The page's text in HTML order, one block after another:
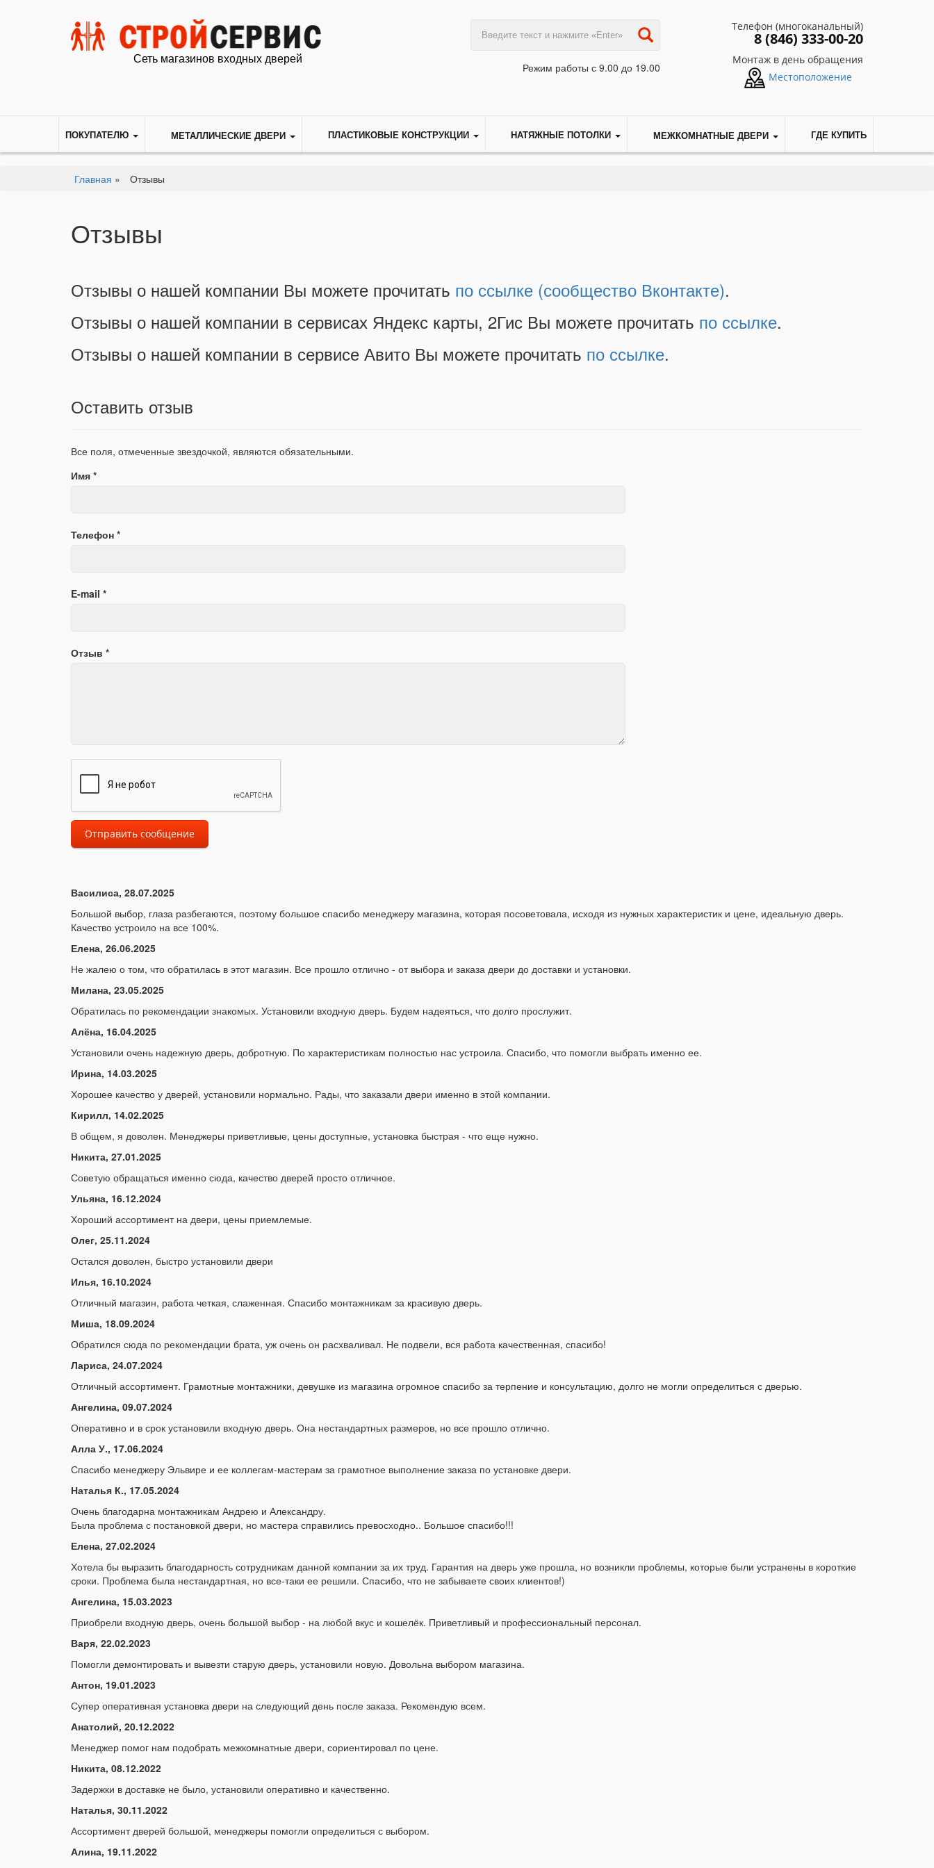
Сеть магазинов входных дверей
Режим работы с 9.00 до 19.00
Телефон (многоканальный)
8 (846) 333-00-20
Монтаж в день обращения
Местоположение
ПОКУПАТЕЛЮ МЕТАЛЛИЧЕСКИЕ ДВЕРИ ПЛАСТИКОВЫЕ КОНСТРУКЦИИ НАТЯЖНЫЕ ПОТОЛКИ МЕЖКОМНАТНЫЕ ДВЕРИ ГДЕ КУПИТЬ
Главная » Отзывы
Отзывы
Отзывы о нашей компании Вы можете прочитать по ссылке (сообщество Вконтакте).
Отзывы о нашей компании в сервисах Яндекс карты, 2Гис Вы можете прочитать по ссылке.
Отзывы о нашей компании в сервисе Авито Вы можете прочитать по ссылке.
Оставить отзыв
Все поля, отмеченные звездочкой, являются обязательными.
Имя *
Телефон *
E-mail *
Отзыв *
Отправить сообщение
Василиса, 28.07.2025
Большой выбор, глаза разбегаются, поэтому большое спасибо менеджеру магазина, которая посоветовала, исходя из нужных характеристик и цене, идеальную дверь.
Качество устроило на все 100%.
Елена, 26.06.2025
Не жалею о том, что обратилась в этот магазин. Все прошло отлично - от выбора и заказа двери до доставки и установки.
Милана, 23.05.2025
Обратилась по рекомендации знакомых. Установили входную дверь. Будем надеяться, что долго прослужит.
Алёна, 16.04.2025
Установили очень надежную дверь, добротную. По характеристикам полностью нас устроила. Спасибо, что помогли выбрать именно ее.
Ирина, 14.03.2025
Хорошее качество у дверей, установили нормально. Рады, что заказали двери именно в этой компании.
Кирилл, 14.02.2025
В общем, я доволен. Менеджеры приветливые, цены доступные, установка быстрая - что еще нужно.
Никита, 27.01.2025
Советую обращаться именно сюда, качество дверей просто отличное.
Ульяна, 16.12.2024
Хороший ассортимент на двери, цены приемлемые.
Олег, 25.11.2024
Остался доволен, быстро установили двери
Илья, 16.10.2024
Отличный магазин, работа четкая, слаженная. Спасибо монтажникам за красивую дверь.
Миша, 18.09.2024
Обратился сюда по рекомендации брата, уж очень он расхваливал. Не подвели, вся работа качественная, спасибо!
Лариса, 24.07.2024
Отличный ассортимент. Грамотные монтажники, девушке из магазина огромное спасибо за терпение и консультацию, долго не могли определиться с дверью.
Ангелина, 09.07.2024
Оперативно и в срок установили входную дверь. Она нестандартных размеров, но все прошло отлично.
Алла У., 17.06.2024
Спасибо менеджеру Эльвире и ее коллегам-мастерам за грамотное выполнение заказа по установке двери.
Наталья К., 17.05.2024
Очень благодарна монтажникам Андрею и Александру.
Была проблема с постановкой двери, но мастера справились превосходно.. Большое спасибо!!!
Елена, 27.02.2024
Хотела бы выразить благодарность сотрудникам данной компании за их труд. Гарантия на дверь уже прошла, но возникли проблемы, которые были устранены в короткие
сроки. Проблема была нестандартная, но все-таки ее решили. Спасибо, что не забываете своих клиентов!)
Ангелина, 15.03.2023
Приобрели входную дверь, очень большой выбор - на любой вкус и кошелёк. Приветливый и профессиональный персонал.
Варя, 22.02.2023
Помогли демонтировать и вывезти старую дверь, установили новую. Довольна выбором магазина.
Антон, 19.01.2023
Супер оперативная установка двери на следующий день после заказа. Рекомендую всем.
Анатолий, 20.12.2022
Менеджер помог нам подобрать межкомнатные двери, сориентировал по цене.
Никита, 08.12.2022
Задержки в доставке не было, установили оперативно и качественно.
Наталья, 30.11.2022
Ассортимент дверей большой, менеджеры помогли определиться с выбором.
Алина, 19.11.2022